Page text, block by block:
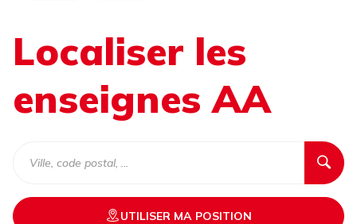
Localiser les
enseignes AA
UTILISER MA POSITION